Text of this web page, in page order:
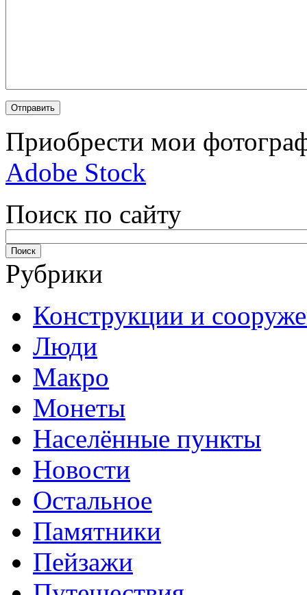
Приобрести мои
Adobe Stock
Поиск по сайту
Рубрики
Конструкции и
Люди
Макро
Монеты
Населённые пункты
Новости
Остальное
Памятники
Пейзажи